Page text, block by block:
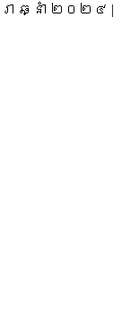
ា ឆ្នាំ ២០២៤ |